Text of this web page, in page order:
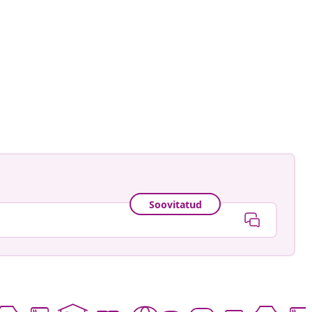
Soovitatud